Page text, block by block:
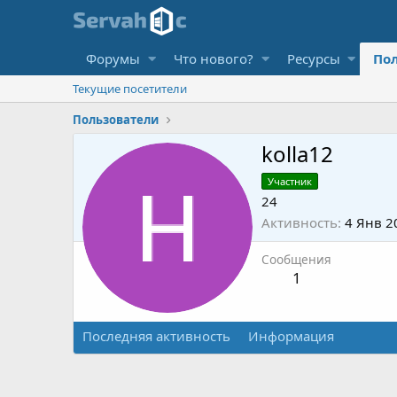
Форумы Что нового? Ресурсы
Текущие посетители
Пользователи
kolla12
Участник
24
Активность 4 Янв
Сообщения
1
Последняя активность Информация